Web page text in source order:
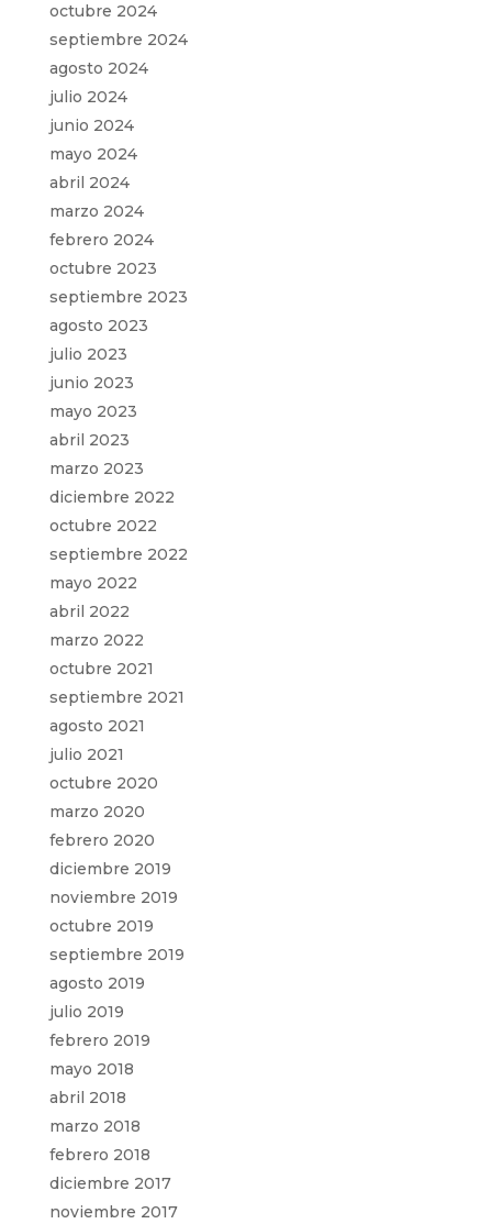
octubre 2024
septiembre 2024
agosto 2024
julio 2024
junio 2024
mayo 2024
abril 2024
marzo 2024
febrero 2024
octubre 2023
septiembre 2023
agosto 2023
julio 2023
junio 2023
mayo 2023
abril 2023
marzo 2023
diciembre 2022
octubre 2022
septiembre 2022
mayo 2022
abril 2022
marzo 2022
octubre 2021
septiembre 2021
agosto 2021
julio 2021
octubre 2020
marzo 2020
febrero 2020
diciembre 2019
noviembre 2019
octubre 2019
septiembre 2019
agosto 2019
julio 2019
febrero 2019
mayo 2018
abril 2018
marzo 2018
febrero 2018
diciembre 2017
noviembre 2017